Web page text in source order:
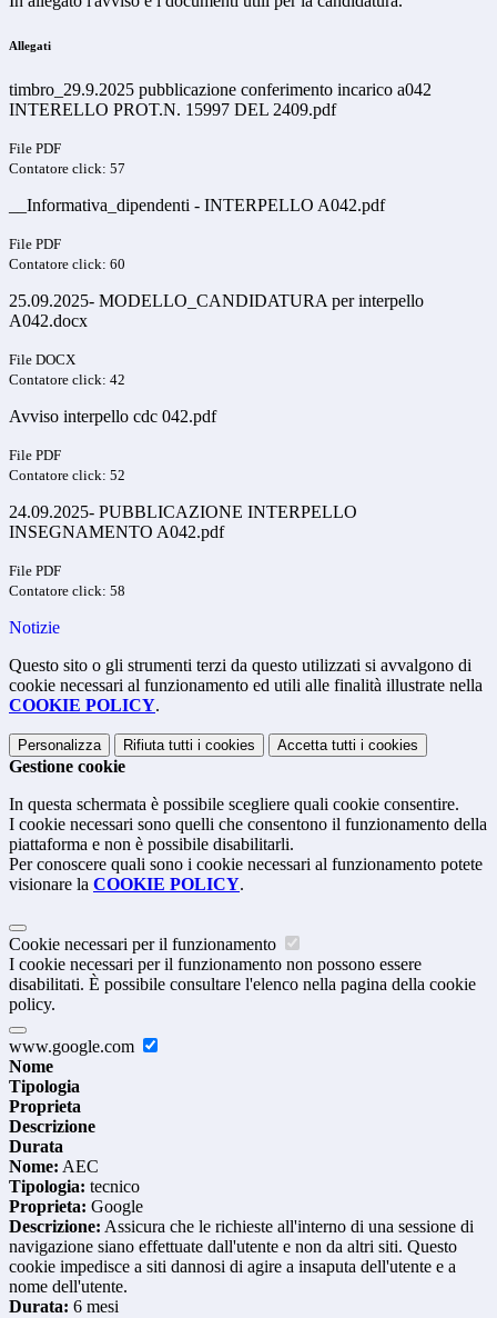
Allegati
timbro_29.9.2025 pubblicazione conferimento incarico a042
INTERELLO PROT.N. 15997 DEL 2409.pdf
File PDF
Contatore click: 57
__Informativa_dipendenti - INTERPELLO A042.pdf
File PDF
Contatore click: 60
25.09.2025- MODELLO_CANDIDATURA per interpello
A042.docx
File DOCX
Contatore click: 42
Avviso interpello cdc 042.pdf
File PDF
Contatore click: 52
24.09.2025- PUBBLICAZIONE INTERPELLO
INSEGNAMENTO A042.pdf
File PDF
Contatore click: 58
Notizie
Questo sito o gli strumenti terzi da questo utilizzati si avvalgono di
cookie necessari al funzionamento ed utili alle finalità illustrate nella
COOKIE POLICY.
Personalizza Rifiuta tutti i cookies Accetta tutti i cookies
Gestione cookie
In questa schermata è possibile scegliere quali cookie consentire.
I cookie necessari sono quelli che consentono il funzionamento della
piattaforma e non è possibile disabilitarli.
Per conoscere quali sono i cookie necessari al funzionamento potete
visionare la COOKIE POLICY.
Cookie necessari per il funzionamento
I cookie necessari per il funzionamento non possono essere
disabilitati. È possibile consultare l'elenco nella pagina della cookie
policy.
www.google.com
Nome
Tipologia
Proprieta
Descrizione
Durata
Nome: AEC
Tipologia: tecnico
Proprieta: Google
Descrizione: Assicura che le richieste all'interno di una sessione di
navigazione siano effettuate dall'utente e non da altri siti. Questo
cookie impedisce a siti dannosi di agire a insaputa dell'utente e a
nome dell'utente.
Durata: 6 mesi